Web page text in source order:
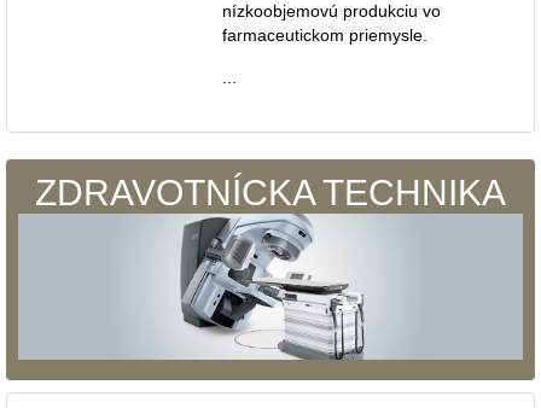
nízkoobjemovú produkciu vo
farmaceutickom priemysle.
...
ZDRAVOTNÍCKA TECHNIKA